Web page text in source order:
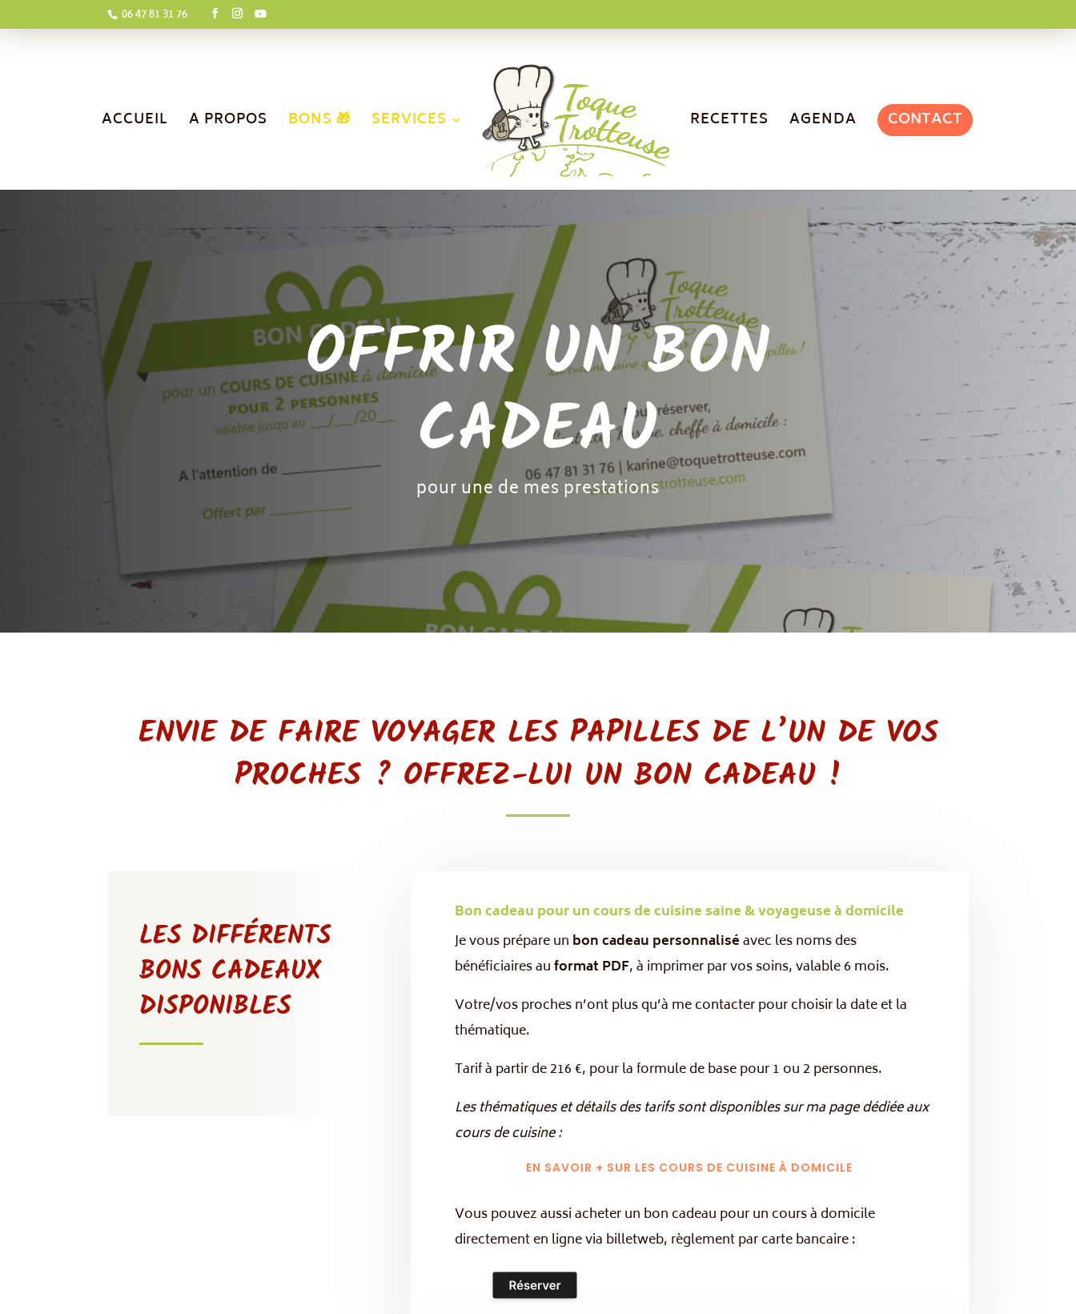
06 47 81 31 76
ACCUEIL A PROPOS BONS 🎁 SERVICES RECETTES AGENDA CONTACT
OFFRIR UN BON
CADEAU
pour une de mes prestations
ENVIE DE FAIRE VOYAGER LES PAPILLES DE L’UN DE VOS
PROCHES ? OFFREZ-LUI UN BON CADEAU !
LES DIFFÉRENTS
BONS CADEAUX
DISPONIBLES
Bon cadeau pour un cours de cuisine saine & voyageuse à domicile
Je vous prépare un bon cadeau personnaliséavec les noms des
bénéficiaires auformat PDF, à imprimer par vos soins, valable 6 mois.
Votre/vos proches n’ont plus qu’à me contacter pour choisir la date et la
thématique.
Tarif à partir de 216 €, pour la formule de base pour 1 ou 2 personnes.
Les thématiques et détails des tarifs sont disponibles sur ma page dédiée aux
cours de cuisine :
EN SAVOIR + SUR LES COURS DE CUISINE À DOMICILE
Vous pouvez aussi acheter un bon cadeau pour un cours à domicile
directement en ligne via billetweb, règlement par carte bancaire :